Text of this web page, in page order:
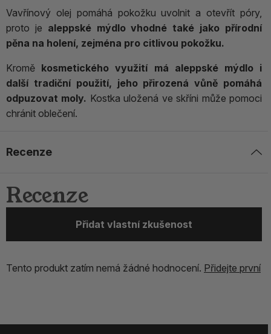
Vavřínový olej pomáhá pokožku uvolnit a otevřít póry,
proto je aleppské mýdlo vhodné také jako přírodní
pěna na holení, zejména pro citlivou pokožku.
Kromě kosmetického využití má aleppské mýdlo i
další tradiční použití, jeho přirozená vůně pomáhá
odpuzovat moly. Kostka uložená ve skříni může pomoci
chránit oblečení.
Recenze
Recenze
Přidat vlastní zkušenost
Tento produkt zatím nemá žádné hodnocení. Přidejte první